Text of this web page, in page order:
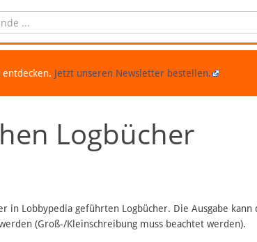
entdecken. Jetzt unseren Newsletter bestellen.
Logbücher
in Lobbypedia geführten Logbücher. Die Ausgabe kann
(Groß-/Kleinschreibung muss beachtet werden).